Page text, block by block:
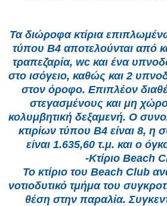
Τα διώροφα κτίρια
τύπου Β4 αποτελούνται από
τραπεζαρία, wc και ένα
στο ισόγειο, καθώς και 2
στον όροφο. Επιπλέον
στεγασμένους και μη
κολυμβητική δεξαμενή. Ο
κτιρίων τύπου Β4 είναι 8, η
είναι 1.635,60 τ.μ. και ο
-Κτίριο Beach
Το κτίριο του Beach Club
νοτιοδυτικό τμήμα του
θέση στην παραλία.